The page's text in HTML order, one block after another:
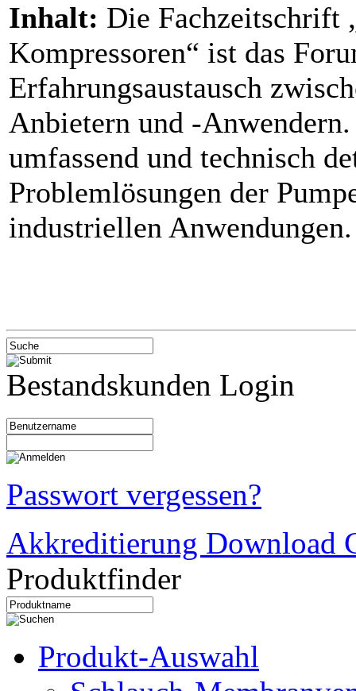
Inhalt: Die Fachzeitschrift
Kompressoren“ ist das
Erfahrungsaustausch
Anbietern und -
umfassend und technisch
Problemlösungen der
industriellen Anwendungen.
Bestandskunden Login
Passwort vergessen?
Akkreditierung Download
Produktfinder
Produkt-Auswahl